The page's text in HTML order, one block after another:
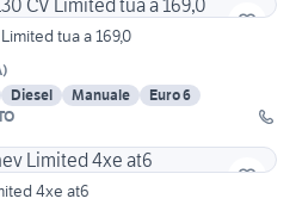
tua a 169,0
)
Diesel Manuale
Euro 6
4xe at6